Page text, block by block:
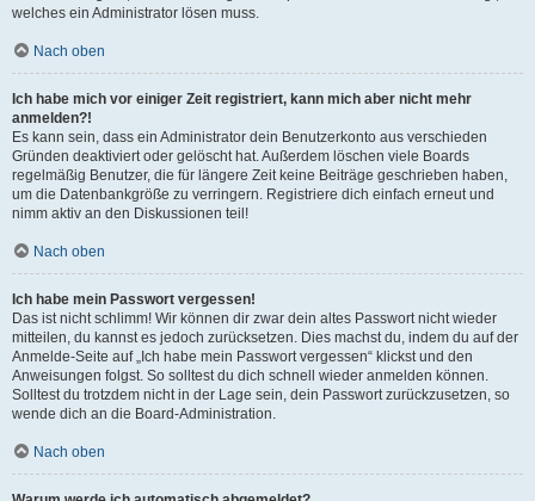
welches ein Administrator lösen muss.
Nach oben
Ich habe mich vor einiger Zeit registriert, kann mich aber nicht mehr
anmelden?!
Es kann sein, dass ein Administrator dein Benutzerkonto aus verschieden
Gründen deaktiviert oder gelöscht hat. Außerdem löschen viele Boards
regelmäßig Benutzer, die für längere Zeit keine Beiträge geschrieben haben,
um die Datenbankgröße zu verringern. Registriere dich einfach erneut und
nimm aktiv an den Diskussionen teil!
Nach oben
Ich habe mein Passwort vergessen!
Das ist nicht schlimm! Wir können dir zwar dein altes Passwort nicht wieder
mitteilen, du kannst es jedoch zurücksetzen. Dies machst du, indem du auf der
Anmelde-Seite auf „Ich habe mein Passwort vergessen“ klickst und den
Anweisungen folgst. So solltest du dich schnell wieder anmelden können.
Solltest du trotzdem nicht in der Lage sein, dein Passwort zurückzusetzen, so
wende dich an die Board-Administration.
Nach oben